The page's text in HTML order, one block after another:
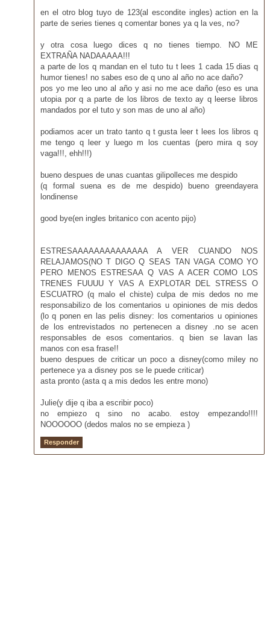
en el otro blog tuyo de 123(al escondite ingles) action en la
parte de series tienes q comentar bones ya q la ves, no?
y otra cosa luego dices q no tienes tiempo. NO ME
EXTRAÑA NADAAAAA!!!
a parte de los q mandan en el tuto tu t lees 1 cada 15 dias q
humor tienes! no sabes eso de q uno al año no ace daño?
pos yo me leo uno al año y asi no me ace daño (eso es una
utopia por q a parte de los libros de texto ay q leerse libros
mandados por el tuto y son mas de uno al año)
podiamos acer un trato tanto q t gusta leer t lees los libros q
me tengo q leer y luego m los cuentas (pero mira q soy
vaga!!!, ehh!!!)
bueno despues de unas cuantas gilipolleces me despido
(q formal suena es de me despido) bueno greendayera
londinense
good bye(en ingles britanico con acento pijo)
ESTRESAAAAAAAAAAAAAA A VER CUANDO NOS
RELAJAMOS(NO T DIGO Q SEAS TAN VAGA COMO YO
PERO MENOS ESTRESAA Q VAS A ACER COMO LOS
TRENES FUUUU Y VAS A EXPLOTAR DEL STRESS O
ESCUATRO (q malo el chiste) culpa de mis dedos no me
responsabilizo de los comentarios u opiniones de mis dedos
(lo q ponen en las pelis disney: los comentarios u opiniones
de los entrevistados no pertenecen a disney .no se acen
responsables de esos comentarios. q bien se lavan las
manos con esa frase!!
bueno despues de criticar un poco a disney(como miley no
pertenece ya a disney pos se le puede criticar)
asta pronto (asta q a mis dedos les entre mono)
Julie(y dije q iba a escribir poco)
no empiezo q sino no acabo. estoy empezando!!!!
NOOOOOO (dedos malos no se empieza )
Responder